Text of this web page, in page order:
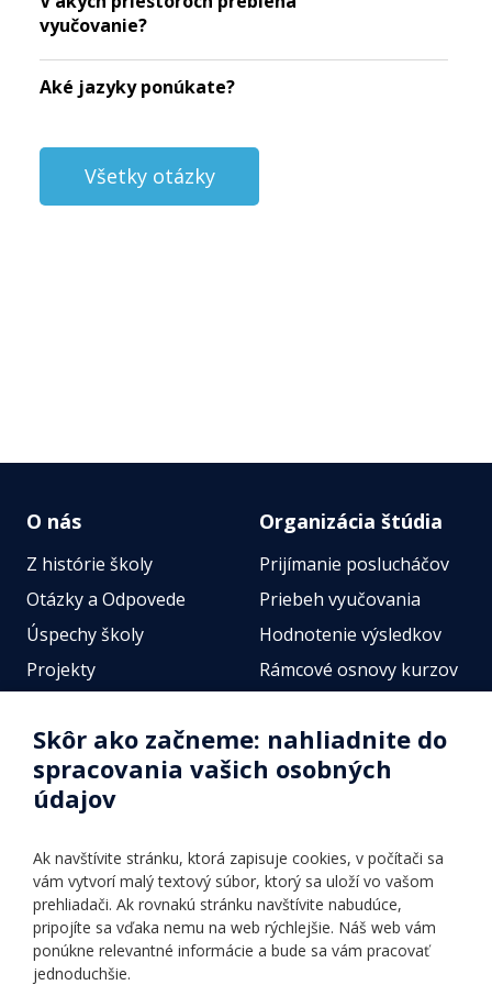
vyučovanie?
Aké jazyky ponúkate?
Všetky otázky
O nás
Z histórie školy
Otázky a Odpovede
Úspechy školy
Projekty
Fotogalérie
Identifikačné údaje školy
Úradné hodiny
Vnútorný poriadok
Organizácia štúdia
Prijímanie poslucháčov
Priebeh vyučovania
Hodnotenie výsledkov
Rámcové osnovy kurzov
Online testy
Ponuka jazykov
Rozvrh hodín
Skôr ako začneme: nahliadnite do
spracovania vašich osobných
údajov
Ak navštívite stránku, ktorá zapisuje cookies, v počítači sa
vám vytvorí malý textový súbor, ktorý sa uloží vo vašom
prehliadači. Ak rovnakú stránku navštívite nabudúce,
pripojíte sa vďaka nemu na web rýchlejšie. Náš web vám
ponúkne relevantné informácie a bude sa vám pracovať
jednoduchšie.